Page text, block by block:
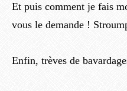
Et puis comment je fais
vous le demande !
Enfin, trèves de